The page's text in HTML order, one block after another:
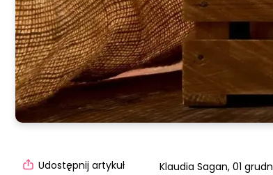
Klaudia Sagan, 01
Udostępnij artykuł